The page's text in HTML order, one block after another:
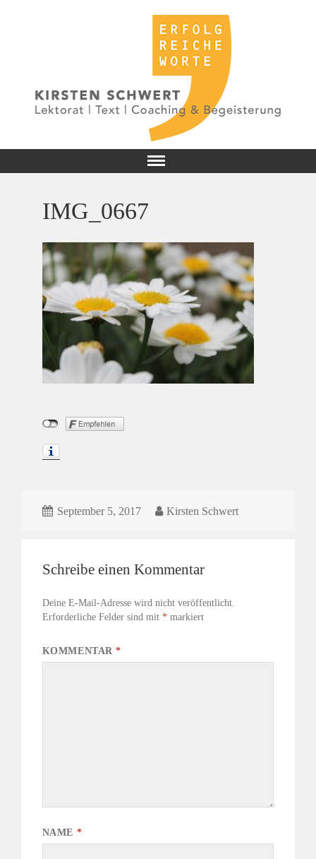
IMG_0667
September 5, 2017 Kirsten Schwert
Schreibe einen Kommentar
Deine E-Mail-Adresse wird nicht veröffentlicht.
Erforderliche Felder sind mit *markiert
KOMMENTAR*
NAME *